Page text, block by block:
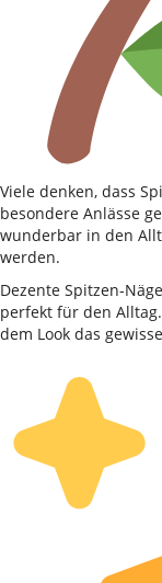
Viele denken, dass
besondere Anlässe
wunderbar in den
werden.
Dezente Spitzen-
perfekt für den
dem Look das